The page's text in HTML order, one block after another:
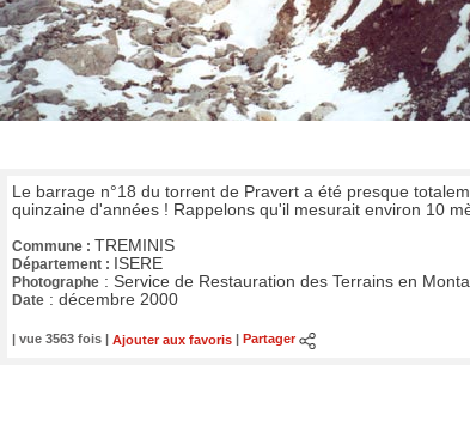
Le barrage n°18 du torrent de Pravert a été presque
quinzaine d'années ! Rappelons qu'il mesurait environ 10
Commune : TREMINIS
Département : ISERE
Photographe : Service de Restauration des Terrains en
Date : décembre 2000
| vue 3563 fois | Ajouter aux favoris Partager